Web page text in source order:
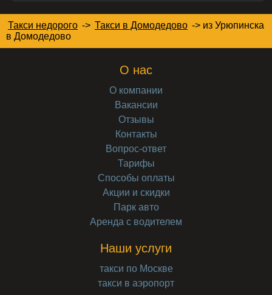
Такси недорого -> Такси в Домодедово -> из Урюпинска
в Домодедово
О нас
О компании
Вакансии
Отзывы
Контакты
Вопрос-ответ
Тарифы
Способы оплаты
Акции и скидки
Парк авто
Аренда с водителем
Наши услуги
такси по Москве
такси в аэропорт